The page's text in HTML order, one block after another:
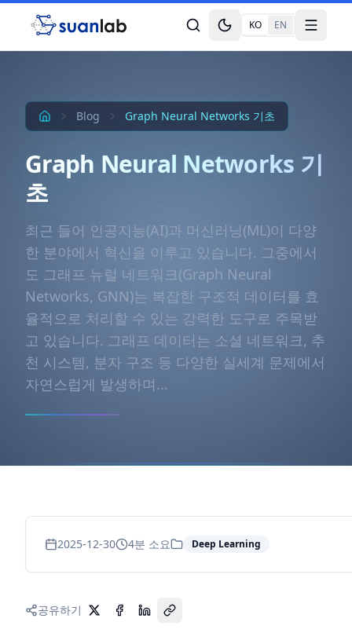
본문으로 건너뛰기
Toggle theme
KO EN Toggle
Blog Graph Neural Networks 기초
Graph Neural Networks 기
초
최근 들어 인공지능(AI)과 머신러닝(ML)이 다양
한 분야에서 혁신을 이루고 있습니다. 그중에서
도 그래프 뉴럴 네트워크(Graph Neural
Networks, GNN)는 복잡한 구조적 데이터를 효
율적으로 처리할 수 있는 강력한 도구로 주목받
고 있습니다. 그래프 데이터는 소셜 네트워크, 추
천 시스템, 분자 구조 등 다양한 실세계 문제에서
자연스럽게 발생하며...
2025-12-30 4분 소요 Deep Learning
공유하기